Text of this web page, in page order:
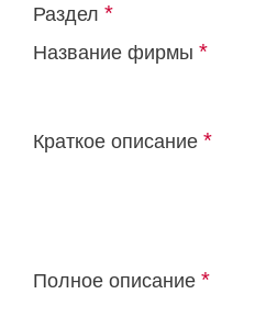
Раздел *
Название фирмы *
Краткое описание *
Полное описание *